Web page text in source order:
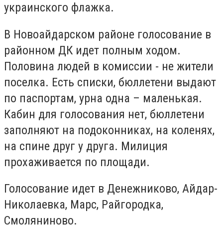
украинского флажка.
В Новоайдарском районе голосование в
районном ДК идет полным ходом.
Половина людей в комиссии - не жители
поселка. Есть списки, бюллетени выдают
по паспортам, урна одна – маленькая.
Кабин для голосования нет, бюллетени
заполняют на подоконниках, на коленях,
на спине друг у друга. Милиция
прохаживается по площади.
Голосование идет в Денежниково, Айдар-
Николаевка, Марс, Райгородка,
Смоляниново.